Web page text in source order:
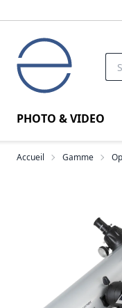
PHOTO & VIDEO
Accueil Gamme